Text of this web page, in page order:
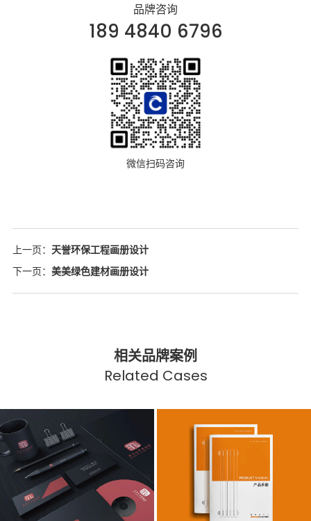
品牌咨询
189 4840 6796
微信扫码咨询
上一页： 天誉环保工程画册设计
下一页： 美美绿色建材画册设计
相关品牌案例
Related Cases